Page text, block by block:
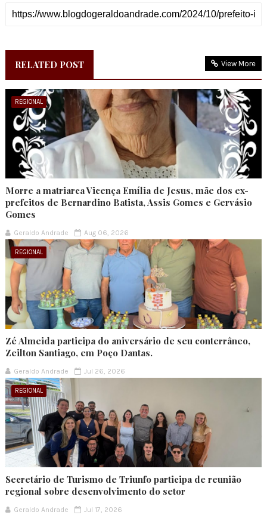
RELATED POST View More
REGIONAL
Morre a matriarca Vicença Emília de Jesus, mãe dos ex-
prefeitos de Bernardino Batista, Assis Gomes e Gervásio
Gomes
Geraldo Andrade Aug 06, 2026
REGIONAL
Zé Almeida participa do aniversário de seu conterrâneo,
Zeilton Santiago, em Poço Dantas.
Geraldo Andrade Jul 26, 2026
REGIONAL
Secretário de Turismo de Triunfo participa de reunião
regional sobre desenvolvimento do setor
Geraldo Andrade Jul 17, 2026